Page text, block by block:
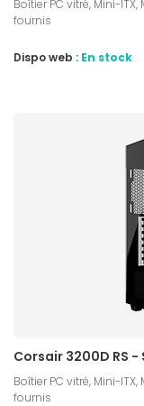
Boîtier PC vitré, Mini-ITX,
fournis
Dispo web : En stock
Corsair 3200D RS -
Boîtier PC vitré, Mini-ITX,
fournis